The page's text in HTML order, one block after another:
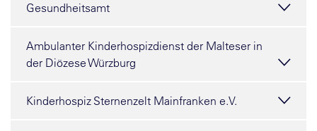
Gesundheitsamt
Ambulanter Kinderhospizdienst der Malteser in
der Diözese Würzburg
Kinderhospiz Sternenzelt Mainfranken e.V.